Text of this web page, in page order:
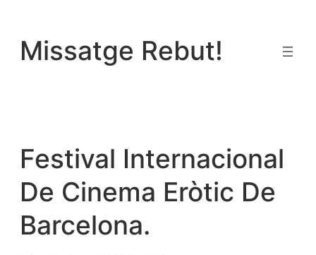
contingut
Missatge Rebut!
Festival Internacional
De Cinema Eròtic De
Barcelona.